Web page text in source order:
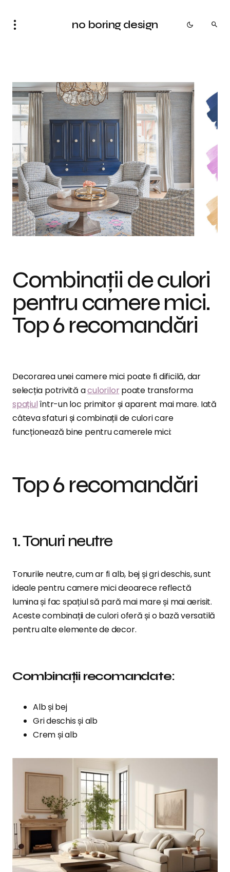
no boring design
Combinații de culori
pentru camere mici.
Top 6 recomandări
Decorarea unei camere mici poate fi dificilă, dar
selecția potrivită aculorilor poate transforma
spațiulîntr-un loc primitor și aparent mai mare. Iată
câteva sfaturi și combinații de culori care
funcționează bine pentru camerele mici:
Top 6 recomandări
1. Tonuri neutre
Tonurile neutre, cum ar fi alb, bej și gri deschis, sunt
ideale pentru camere mici deoarece reflectă
lumina și fac spațiul să pară mai mare și mai aerisit.
Aceste combinații de culori oferă și o bază versatilă
pentru alte elemente de decor.
Combinații recomandate:
Alb și bej
Gri deschis și alb
Crem și alb